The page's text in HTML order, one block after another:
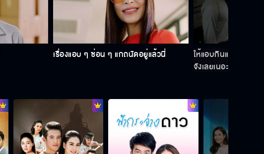
ไปเอาชีวิตตัวเองให้รอดก่อนมั้ย
ถ้าจะอยู่กับมันก็ไม่ต้องกลับมาอีก
เรื่องแอบ ๆ ซ่อน ๆ แกถนัดอยู่แล้วนี่
ให้แอบกินแอบแซ่บกั
จังเลยเนอะ